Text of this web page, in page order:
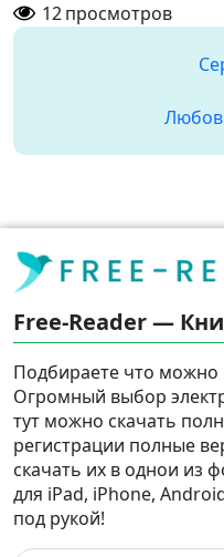
12просмотров
Free-Reader —
Подбираете что можно
Огромный выбор
тут можно скачать
регистрации полные
скачать их в однои из
для iPad, iPhone,
под рукой!